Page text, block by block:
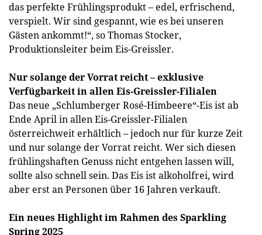
das perfekte Frühlingsprodukt – edel, erfrischend,
verspielt. Wir sind gespannt, wie es bei unseren
Gästen ankommt!“, so Thomas Stocker,
Produktionsleiter beim Eis-Greissler.
Nur solange der Vorrat reicht – exklusive
Verfügbarkeit in allen Eis-Greissler-Filialen
Das neue „Schlumberger Rosé-Himbeere“-Eis ist ab
Ende April in allen Eis-Greissler-Filialen
österreichweit erhältlich – jedoch nur für kurze Zeit
und nur solange der Vorrat reicht. Wer sich diesen
frühlingshaften Genuss nicht entgehen lassen will,
sollte also schnell sein. Das Eis ist alkoholfrei, wird
aber erst an Personen über 16 Jahren verkauft.
Ein neues Highlight im Rahmen des Sparkling
Spring 2025